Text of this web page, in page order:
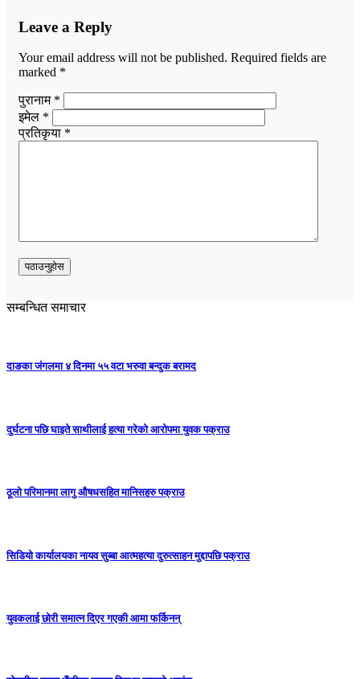
Leave a Reply
Your email address will not be published. Required fields are
marked *
पुरानाम *
इमेल *
प्रतिकृया *
सम्बन्धित समाचार
दाङका जंगलमा ४ दिनमा ५५ वटा भरुवा बन्दुक बरामद
दुर्घटना पछि घाइते साथीलाई हत्या गरेको आरोपमा युवक पक्राउ
ठूलो परिमानमा लागु औषधसहित मानिसहरु पक्राउ
सिडियो कार्यालयका नायव सुब्बा आत्महत्या दुरुत्साहन मुद्दापछि पक्राउ
युवकलाई छोरी समात्न दिएर गएकी आमा फर्किनन्